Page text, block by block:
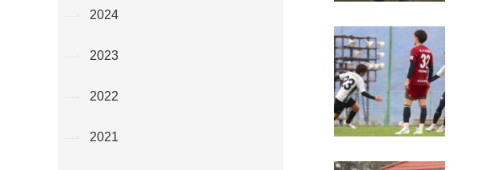
2024
2023
2022
2021